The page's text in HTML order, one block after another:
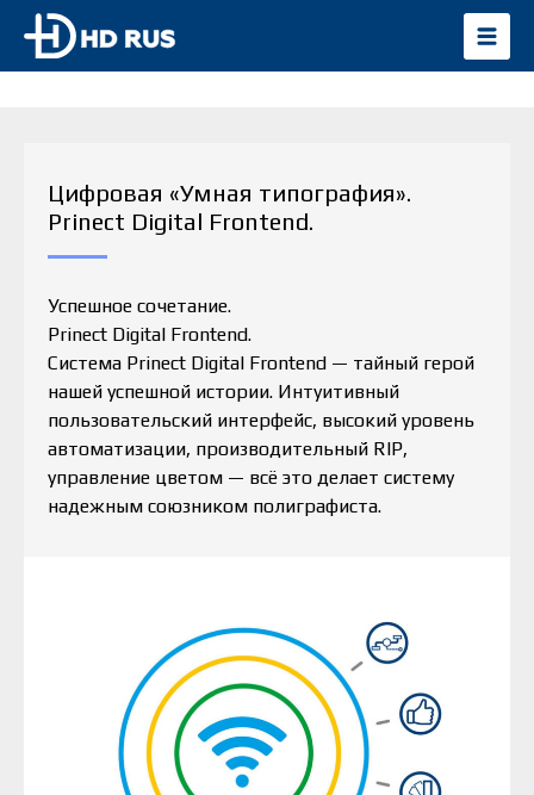
Цифровая «Умная типография».
Prinect Digital Frontend.
Успешное сочетание.
Prinect Digital Frontend.
Система Prinect Digital Frontend — тайный герой
нашей успешной истории. Интуитивный
пользовательский интерфейс, высокий уровень
автоматизации, производительный RIP,
управление цветом — всё это делает систему
надежным союзником полиграфиста.